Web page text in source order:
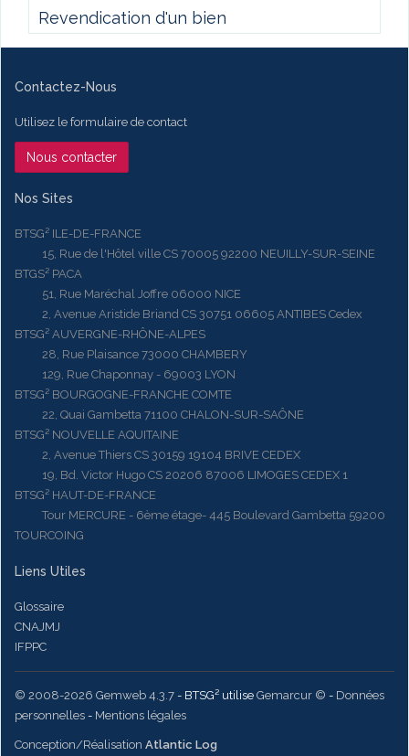
Revendication d'un bien
Contactez-Nous
Utilisez le formulaire de contact
Nous contacter
Nos Sites
BTSG² ILE-DE-FRANCE
15, Rue de l'Hôtel ville CS 70005 92200 NEUILLY-SUR-SEINE
BTGS² PACA
51, Rue Maréchal Joffre 06000 NICE
2, Avenue Aristide Briand CS 30751 06605 ANTIBES Cedex
BTSG² AUVERGNE-RHÔNE-ALPES
28, Rue Plaisance 73000 CHAMBERY
129, Rue Chaponnay - 69003 LYON
BTSG² BOURGOGNE-FRANCHE COMTE
22, Quai Gambetta 71100 CHALON-SUR-SAÔNE
BTSG² NOUVELLE AQUITAINE
2, Avenue Thiers CS 30159 19104 BRIVE CEDEX
19, Bd. Victor Hugo CS 20206 87006 LIMOGES CEDEX 1
BTSG² HAUT-DE-FRANCE
Tour MERCURE - 6ème étage- 445 Boulevard Gambetta 59200
TOURCOING
Liens Utiles
Glossaire
CNAJMJ
IFPPC
© 2008-2026 Gemweb 4.3.7 - BTSG² utilise Gemarcur © - Données
personnelles - Mentions légales
Conception/Réalisation Atlantic Log